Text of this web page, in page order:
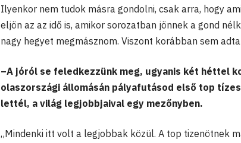
Ilyenkor nem tudok másra gondolni, csak arra, hogy
eljön az az idő is, amikor sorozatban jönnek a gond
nagy hegyet megmásznom. Viszont korábban sem
–A jóról se feledkezzünk meg, ugyanis két héttel
olaszországi állomásán pályafutásod első top
lettél, a világ legjobbjaival egy mezőnyben.
„Mindenki itt volt a legjobbak közül. A top tizenötnek